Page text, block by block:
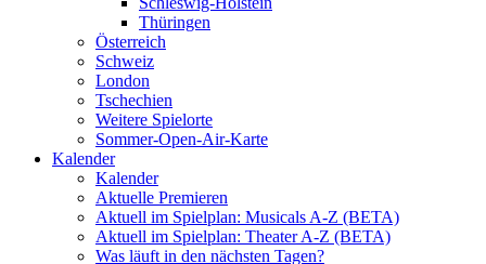
Thüringen
Österreich
Schweiz
London
Tschechien
Weitere Spielorte
Sommer-Open-Air-Karte
Kalender
Kalender
Aktuelle Premieren
Aktuell im Spielplan: Musicals A-Z (BETA)
Aktuell im Spielplan: Theater A-Z (BETA)
Was läuft in den nächsten Tagen?